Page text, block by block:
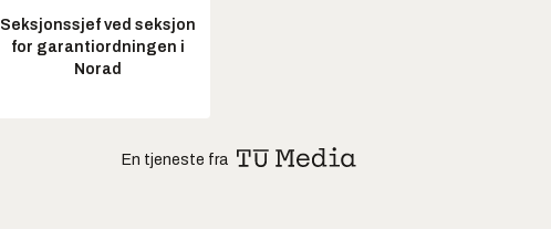
Seksjonssjef ved seksjon
for garantiordningen i
Norad
En tjeneste fra